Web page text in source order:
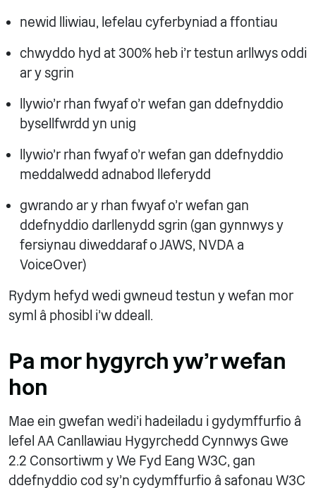
newid lliwiau, lefelau cyferbyniad a ffontiau
chwyddo hyd at 300% heb i'r testun arllwys oddi
ar y sgrin
llywio'r rhan fwyaf o'r wefan gan ddefnyddio
bysellfwrdd yn unig
llywio'r rhan fwyaf o'r wefan gan ddefnyddio
meddalwedd adnabod lleferydd
gwrando ar y rhan fwyaf o’r wefan gan
ddefnyddio darllenydd sgrin (gan gynnwys y
fersiynau diweddaraf o JAWS, NVDA a
VoiceOver)
Rydym hefyd wedi gwneud testun y wefan mor
syml â phosibl i'w ddeall.
Pa mor hygyrch yw'r wefan
hon
Mae ein gwefan wedi'i hadeiladu i gydymffurfio â
lefel AA Canllawiau Hygyrchedd Cynnwys Gwe
2.2 Consortiwm y We Fyd Eang W3C, gan
ddefnyddio cod sy'n cydymffurfio â safonau W3C